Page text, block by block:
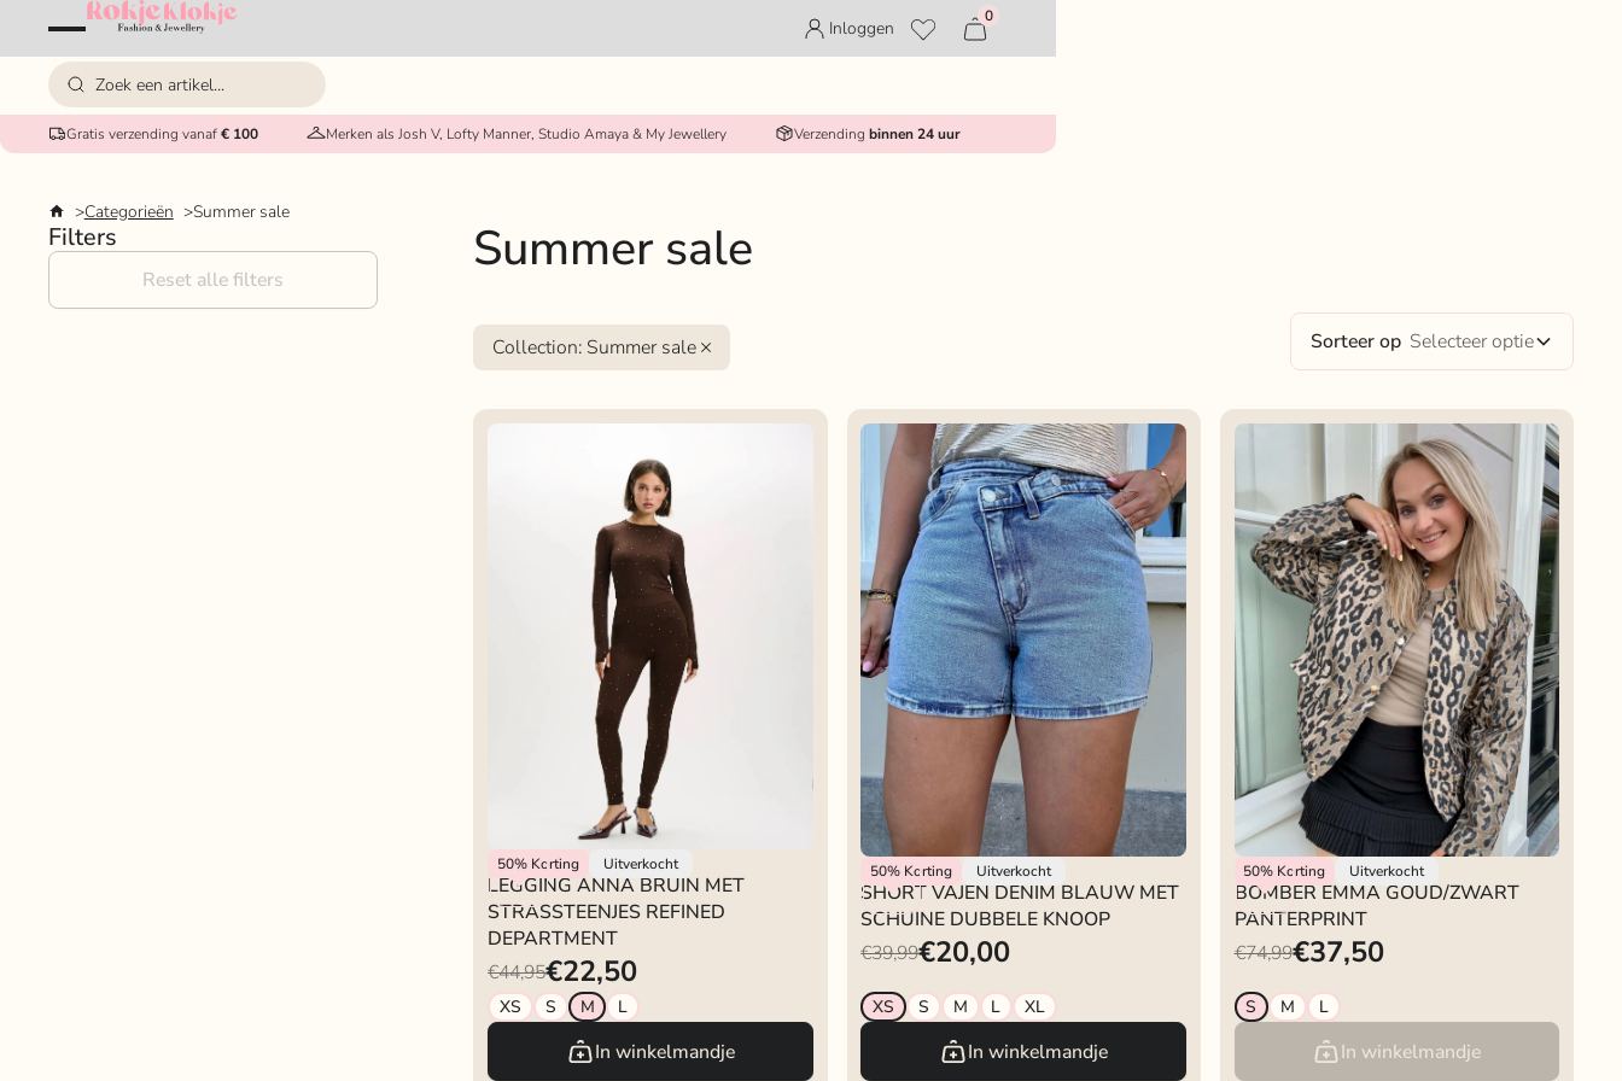
Inloggen
0
Gratis verzending vanaf€ 100 Merken als Josh V, Lofty Manner, Studio Amaya & My Jewellery Verzending binnen 24 uur
Categorieën Summer sale
Summer sale
Filters
Reset alle filters
Sorteer op Selecteer optie
Collection: Summer sale
50% Korting Uitverkocht
Refined Department
LEGGING ANNA BRUIN MET
STRASSTEENJES REFINED
DEPARTMENT
€44,95€22,50
XS S M L
In winkelmandje
50% Korting Uitverkocht
Rokjeklokje
SHORT VAJEN DENIM BLAUW MET
SCHUINE DUBBELE KNOOP
€39,99€20,00
XS S M L XL
In winkelmandje
50% Korting Uitverkocht
Rokjeklokje
BOMBER EMMA GOUD/ZWART
PANTERPRINT
€74,99€37,50
S M L
In winkelmandje